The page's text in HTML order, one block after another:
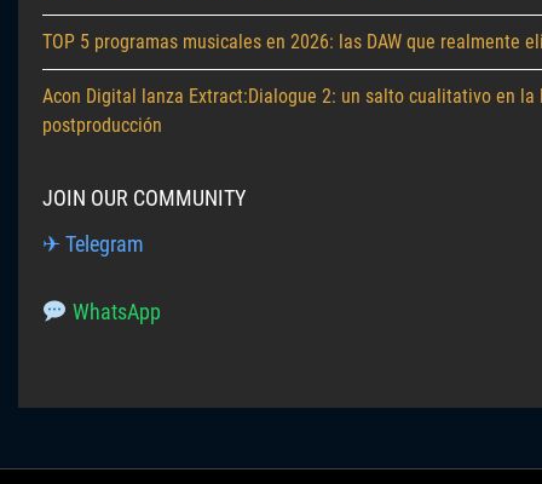
TOP 5 programas musicales en 2026: las DAW que realmente
Acon Digital lanza Extract:Dialogue 2: un salto cualitativo en la
postproducción
JOIN OUR COMMUNITY
✈ Telegram
WhatsApp